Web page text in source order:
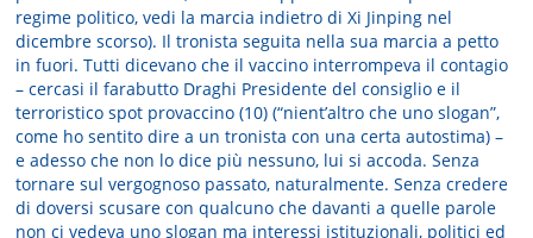
regime politico, vedi la marcia indietro di Xi Jinping nel
dicembre scorso). Il tronista seguita nella sua marcia a petto
in fuori. Tutti dicevano che il vaccino interrompeva il contagio
– cercasi il farabutto Draghi Presidente del consiglio e il
terroristico spot provaccino (10) (“nient’altro che uno slogan”,
come ho sentito dire a un tronista con una certa autostima) –
e adesso che non lo dice più nessuno, lui si accoda. Senza
tornare sul vergognoso passato, naturalmente. Senza credere
di doversi scusare con qualcuno che davanti a quelle parole
non ci vedeva uno slogan ma interessi istituzionali, politici ed